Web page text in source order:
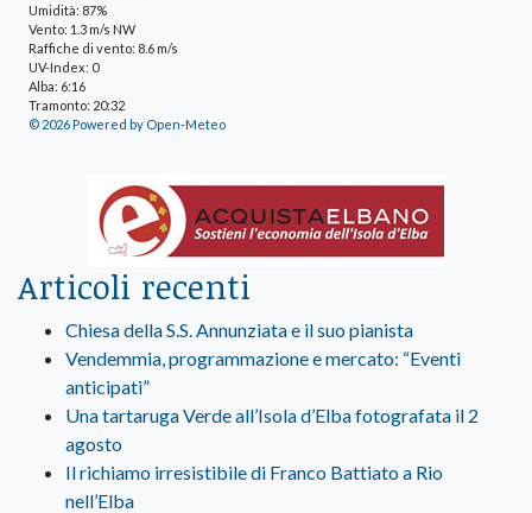
Umidità: 87%
Vento: 1.3 m/s NW
Raffiche di vento: 8.6 m/s
UV-Index: 0
Alba: 6:16
Tramonto: 20:32
© 2026 Powered by Open-Meteo
Articoli recenti
Chiesa della S.S. Annunziata e il suo pianista
Vendemmia, programmazione e mercato: “Eventi
anticipati”
Una tartaruga Verde all’Isola d’Elba fotografata il 2
agosto
Il richiamo irresistibile di Franco Battiato a Rio
nell’Elba